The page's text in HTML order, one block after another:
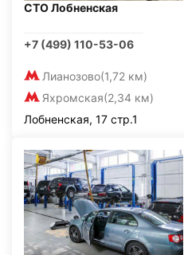
СТО Лобненская
+7 (499) 110-53-06
Лианозово(1,72 км)
Яхромская(2,34 км)
Лобненская, 17 стр.1